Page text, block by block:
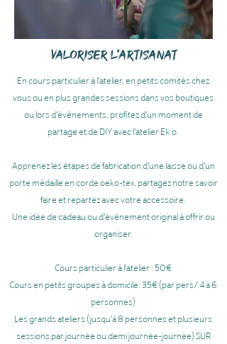
VALORISER L'ARTISANAT
En cours particulier à l'atelier, en petits comités chez
vous ou en plus grandes sessions dans vos boutiques
ou lors d'événements, profitez d'un moment de
partage et de DIY avec l'atelier Ek.o.
Apprenez les étapes de fabrication d'une laisse ou d'un
porte médaille en corde oeko-tex, partagez notre savoir
faire et repartez avec votre accessoire.
Une idée de cadeau ou d'événement original à offrir ou
organiser.
Cours particulier à l'atelier : 50€
Cours en petits groupes à domicile: 35€ (par pers/ 4 à 6
personnes)
Les grands ateliers (jusqu'à 8 personnes et plusieurs
sessions par journée ou demi journée-journée) SUR